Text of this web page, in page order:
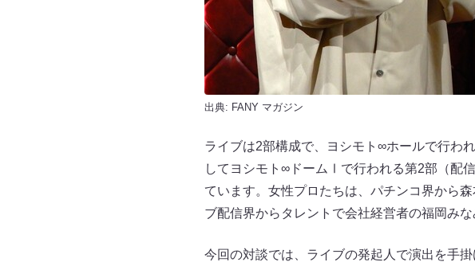
出典: FANY マガジン
ライブは2部構成で、ヨシモト∞ホールで行わ
してヨシモト∞ドームⅠで行われる第2部（配
ています。女性プロたちは、パチンコ界から
ブ配信界からタレントで会社経営者の福岡みな
今回の対談では、ライブの発起人で演出を手